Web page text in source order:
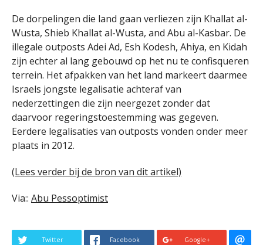
De dorpelingen die land gaan verliezen zijn Khallat al-
Wusta, Shieb Khallat al-Wusta, and Abu al-Kasbar. De
illegale outposts Adei Ad, Esh Kodesh, Ahiya, en Kidah
zijn echter al lang gebouwd op het nu te confisqueren
terrein. Het afpakken van het land markeert daarmee
Israels jongste legalisatie achteraf van
nederzettingen die zijn neergezet zonder dat
daarvoor regeringstoestemming was gegeven.
Eerdere legalisaties van outposts vonden onder meer
plaats in 2012.
(Lees verder bij de bron van dit artikel)
Via:: Abu Pessoptimist
Twitter Facebook Google+